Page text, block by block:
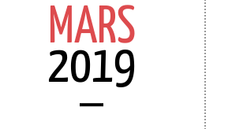
MARS
2019